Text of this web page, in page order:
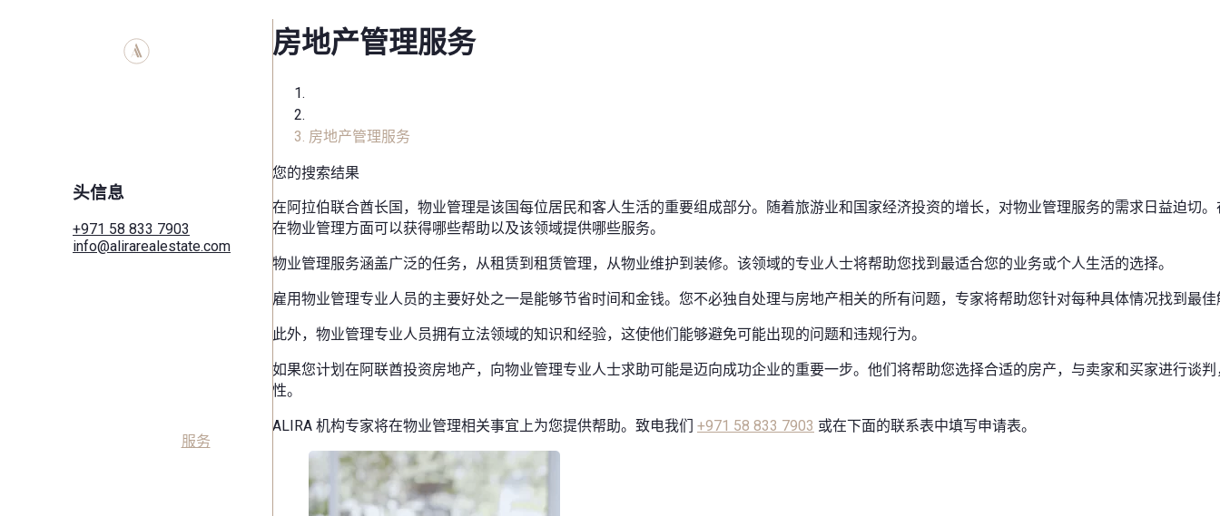
头信息
+971 58 833 7903
info@alirarealestate.com
服务
房地产管理服务
房地产管理服务
您的搜索结果
在阿拉伯联合酋长国，物业管理是该国每位居民和客人生活的重要组成部分。随着旅游业和国家经济投资的增长，对物业管理服务的需求日益迫切
在物业管理方面可以获得哪些帮助以及该领域提供哪些服务。
物业管理服务涵盖广泛的任务，从租赁到租赁管理，从物业维护到装修。该领域的专业人士将帮助您找到最适合您的业务或个人生活的选择。
雇用物业管理专业人员的主要好处之一是能够节省时间和金钱。您不必独自处理与房地产相关的所有问题，专家将帮助您针对每种具体情况找到最
此外，物业管理专业人员拥有立法领域的知识和经验，这使他们能够避免可能出现的问题和违规行为。
如果您计划在阿联酋投资房地产，向物业管理专业人士求助可能是迈向成功企业的重要一步。他们将帮助您选择合适的房产，与卖家和买家进行谈
性。
ALIRA 机构专家将在物业管理相关事宜上为您提供帮助。致电我们 +971 58 833 7903 或在下面的联系表中填写申请表。